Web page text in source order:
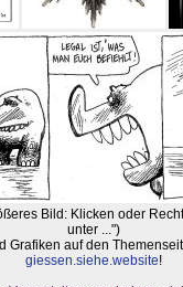
Bild: Klicken oder
unter ...")
Grafiken auf den
giessen.siehe.website!